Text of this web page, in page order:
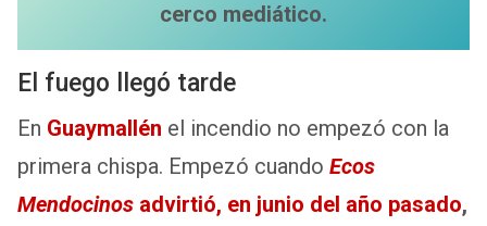
cerco mediático.
El fuego llegó tarde
En Guaymallén el incendio no empezó con la
primera chispa. Empezó cuando Ecos
Mendocinos advirtió, en junio del año pasado,